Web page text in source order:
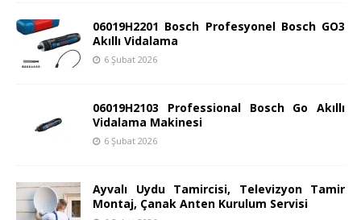
06019H2201 Bosch Profesyonel Bosch GO3
Akıllı Vidalama
6 Şubat 2026
06019H2103 Professional Bosch Go Akıllı
Vidalama Makinesi
6 Şubat 2026
Ayvalı Uydu Tamircisi, Televizyon Tamir
Montaj, Çanak Anten Kurulum Servisi